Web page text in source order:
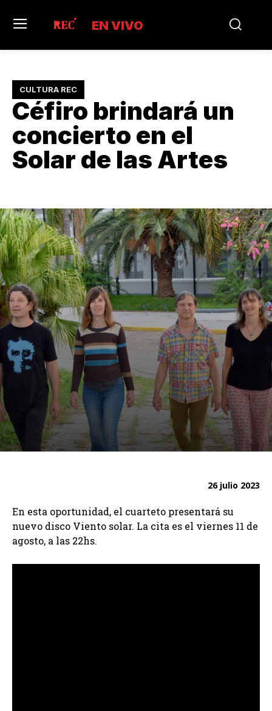
EN VIVO
CULTURA REC
Céfiro brindará un
concierto en el
Solar de las Artes
26 julio 2023
En esta oportunidad, el cuarteto presentará su
nuevo disco Viento solar. La cita es el viernes 11 de
agosto, a las 22hs.